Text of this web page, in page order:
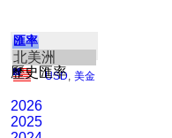
匯率
北美洲
USD 美金
歷史匯率
2026
2025